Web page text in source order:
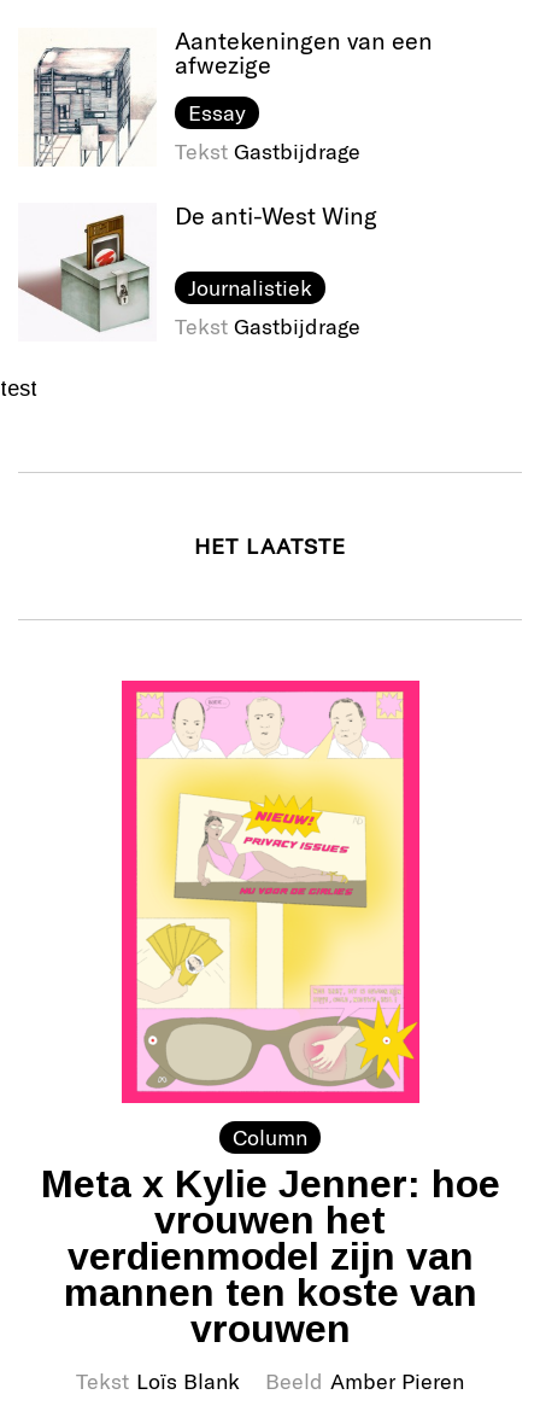
Aantekeningen van een
afwezige
Essay
Tekst Gastbijdrage
De anti-West Wing
Journalistiek
Tekst Gastbijdrage
test
HET LAATSTE
Column
Meta x Kylie Jenner: hoe
vrouwen het
verdienmodel zijn van
mannen ten koste van
vrouwen
Tekst Loïs Blank Beeld Amber Pieren